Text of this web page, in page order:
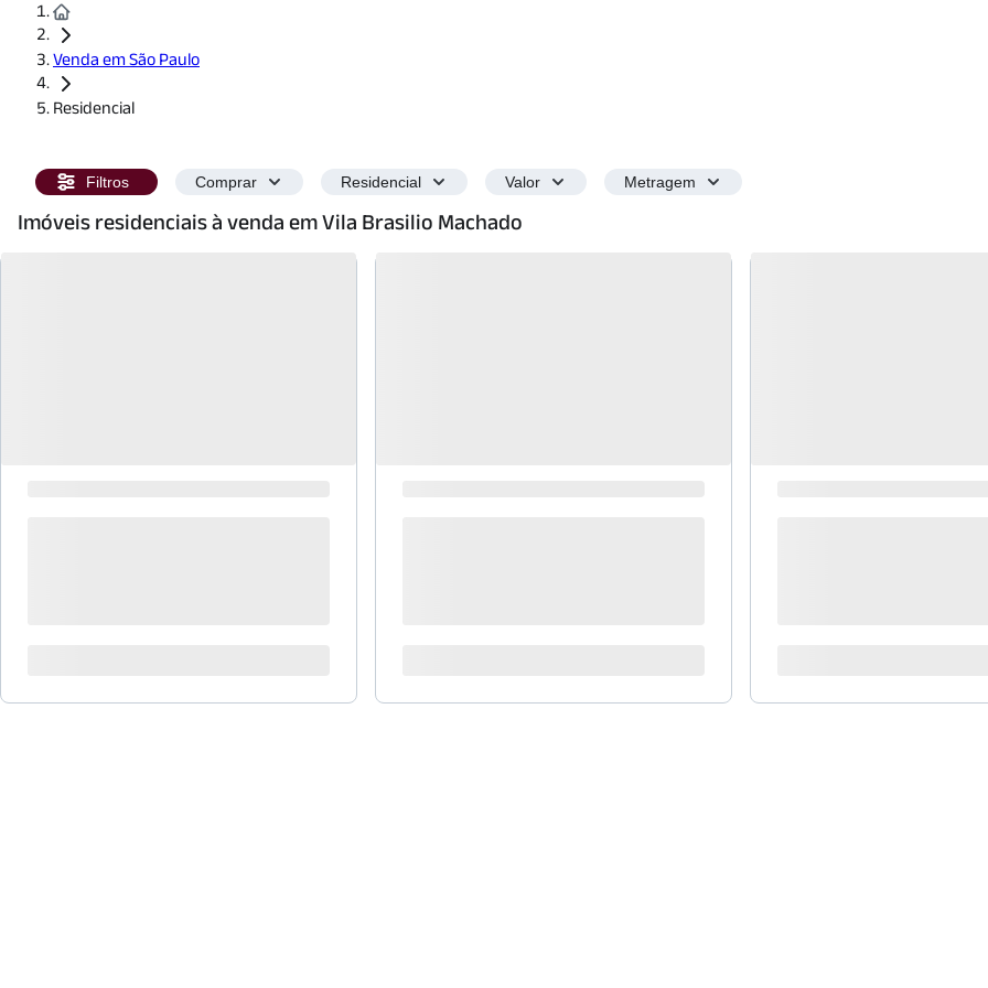
Venda em São Paulo
Residencial
Filtros Comprar Residencial Valor Metragem
Imóveis residenciais à venda em Vila Brasilio Machado